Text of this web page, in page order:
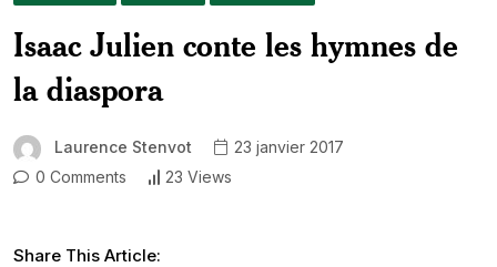
Isaac Julien conte les hymnes de
la diaspora
Laurence Stenvot
23 janvier 2017
0 Comments
23 Views
Share This Article: